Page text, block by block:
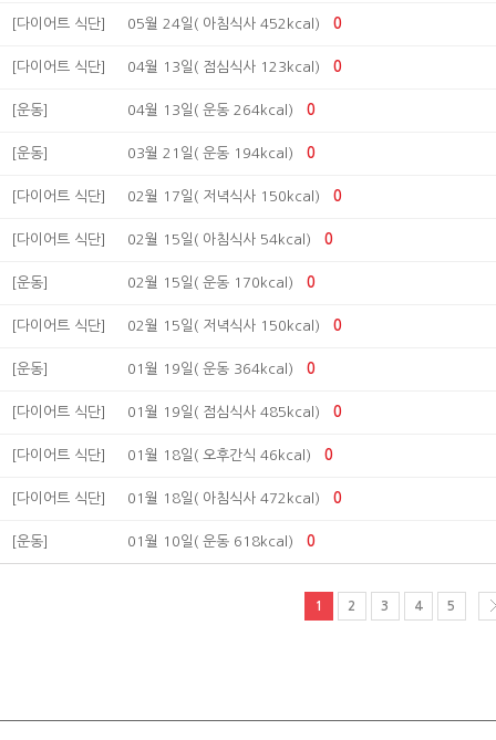
[다이어트 식단] 05월 24일( 아침식사 452kcal) 0
[다이어트 식단] 04월 13일( 점심식사 123kcal) 0
[운동] 04월 13일( 운동 264kcal) 0
[운동] 03월 21일( 운동 194kcal) 0
[다이어트 식단] 02월 17일( 저녁식사 150kcal) 0
[다이어트 식단] 02월 15일( 아침식사 54kcal) 0
[운동] 02월 15일( 운동 170kcal) 0
[다이어트 식단] 02월 15일( 저녁식사 150kcal) 0
[운동] 01월 19일( 운동 364kcal) 0
[다이어트 식단] 01월 19일( 점심식사 485kcal) 0
[다이어트 식단] 01월 18일( 오후간식 46kcal) 0
[다이어트 식단] 01월 18일( 아침식사 472kcal) 0
[운동] 01월 10일( 운동 618kcal) 0
1 2 3 4 5